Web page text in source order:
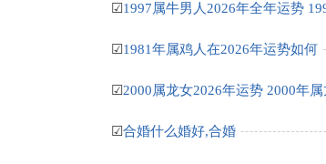
☑
☑1981年属鸡人在2026年运势如何
☑
☑合婚什么婚好,合婚